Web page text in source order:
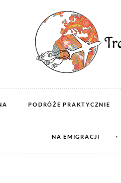
PODRÓŻE PRAKTYCZNIE
NA EMIGRACJI